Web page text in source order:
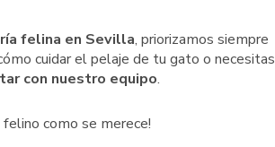
felina en Sevilla, priorizamos siempre
cuidar el pelaje de tu gato o necesitas
con nuestro equipo.
como se merece!